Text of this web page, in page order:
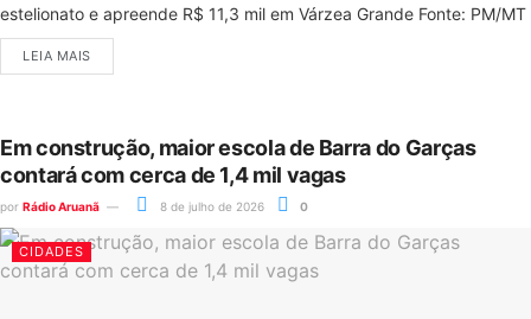
estelionato e apreende R$ 11,3 mil em Várzea Grande Fonte: PM/MT
LEIA MAIS
Em construção, maior escola de Barra do Garças
contará com cerca de 1,4 mil vagas
por Rádio Aruanã 8 de julho de 2026 0
CIDADES